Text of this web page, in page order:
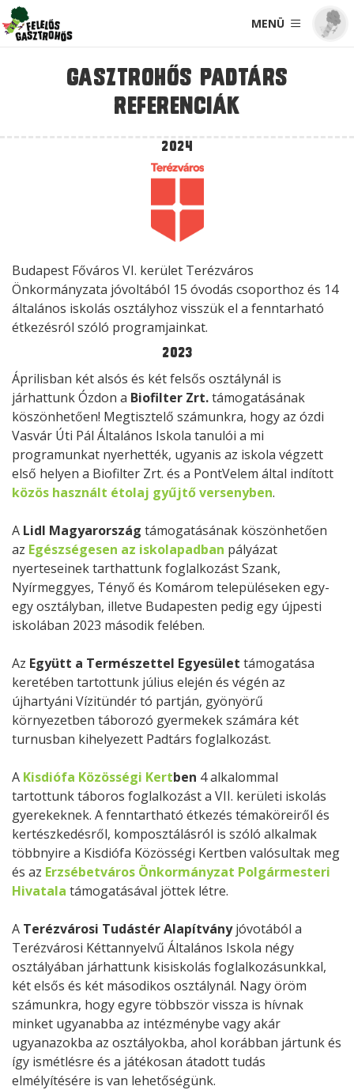
MENÜ
Gasztrohős Padtárs
Referenciák
2024
Budapest Főváros VI. kerület Terézváros
Önkormányzata jóvoltából 15 óvodás csoporthoz és 14
általános iskolás osztályhoz visszük el a fenntarható
étkezésról szóló programjainkat.
2023
Áprilisban két alsós és két felsős osztálynál is
járhattunk Ózdon a Biofilter Zrt.támogatásának
köszönhetően! Megtisztelő számunkra, hogy az ózdi
Vasvár Úti Pál Általános Iskola tanulói a mi
programunkat nyerhették, ugyanis az iskola végzett
első helyen a Biofilter Zrt. és a PontVelem által indított
közös használt étolaj gyűjtő versenyben.
A Lidl Magyarország támogatásának köszönhetően
az Egészségesen az iskolapadban pályázat
nyerteseinek tarthattunk foglalkozást Szank,
Nyírmeggyes, Tényő és Komárom településeken egy-
egy osztályban, illetve Budapesten pedig egy újpesti
iskolában 2023 második felében.
Az Együtt a Természettel Egyesület támogatása
keretében tartottunk július elején és végén az
újhartyáni Vízitündér tó partján, gyönyörű
környezetben táborozó gyermekek számára két
turnusban kihelyezett Padtárs foglalkozást.
A Kisdiófa Közösségi Kertben 4 alkalommal
tartottunk táboros foglalkozást a VII. kerületi iskolás
gyerekeknek. A fenntartható étkezés témaköreiről és
kertészkedésről, komposztálásról is szóló alkalmak
többnyire a Kisdiófa Közösségi Kertben valósultak meg
és az Erzsébetváros Önkormányzat Polgármesteri
Hivatala támogatásával jöttek létre.
A Terézvárosi Tudástér Alapítványjóvotából a
Terézvárosi Kéttannyelvű Általános Iskola négy
osztályában járhattunk kisiskolás foglalkozásunkkal,
két elsős és két másodikos osztálynál. Nagy öröm
számunkra, hogy egyre többször vissza is hívnak
minket ugyanabba az intézménybe vagy akár
ugyanazokba az osztályokba, ahol korábban jártunk és
így ismétlésre és a játékosan átadott tudás
elmélyítésére is van lehetőségünk.